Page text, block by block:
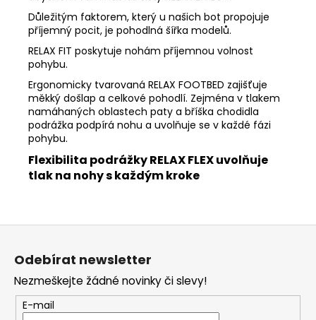
Důležitým faktorem, který u našich bot propojuje
příjemný pocit, je pohodlná šířka modelů.
RELAX FIT poskytuje nohám příjemnou volnost
pohybu.
Ergonomicky tvarovaná RELAX FOOTBED zajišťuje
měkký došlap a celkové pohodlí. Zejména v tlakem
namáhaných oblastech paty a bříška chodidla
podrážka podpírá nohu a uvolňuje se v každé fázi
pohybu.
Flexibilita podrážky RELAX FLEX uvolňuje
tlak na nohy s každým kroke
Z
Odebírat newsletter
Nezmeškejte žádné novinky či slevy!
E-mail